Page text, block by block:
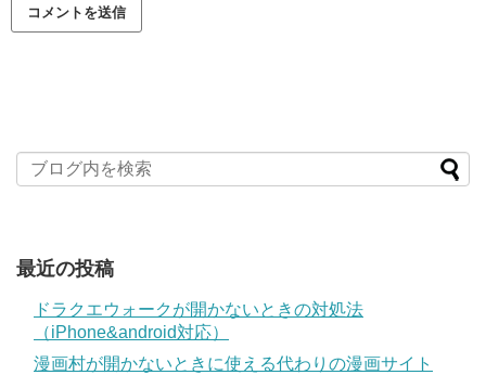
最近の投稿
ドラクエウォークが開かないときの対処法
（iPhone&android対応）
漫画村が開かないときに使える代わりの漫画サイト